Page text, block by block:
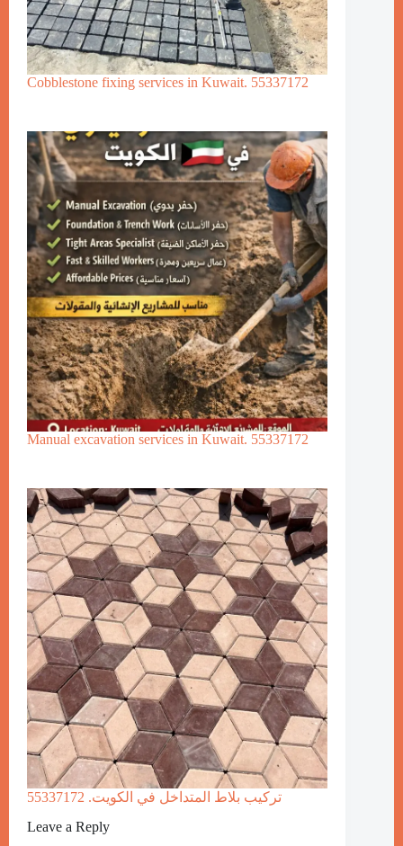
Cobblestone fixing services in Kuwait. 55337172
Manual excavation services in Kuwait. 55337172
تركيب بلاط المتداخل في الكويت. 55337172
Leave a Reply